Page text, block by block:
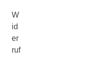
W
id
er
ruf